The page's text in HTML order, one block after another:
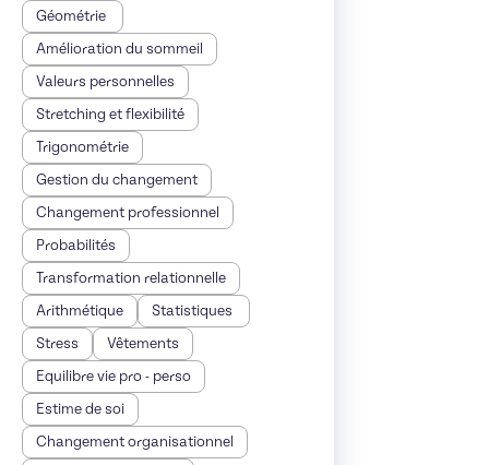
Géométrie
Amélioration du sommeil
Valeurs personnelles
Stretching et flexibilité
Trigonométrie
Gestion du changement
Changement professionnel
Probabilités
Transformation relationnelle
Arithmétique
Statistiques
Stress
Vêtements
Equilibre vie pro - perso
Estime de soi
Changement organisationnel